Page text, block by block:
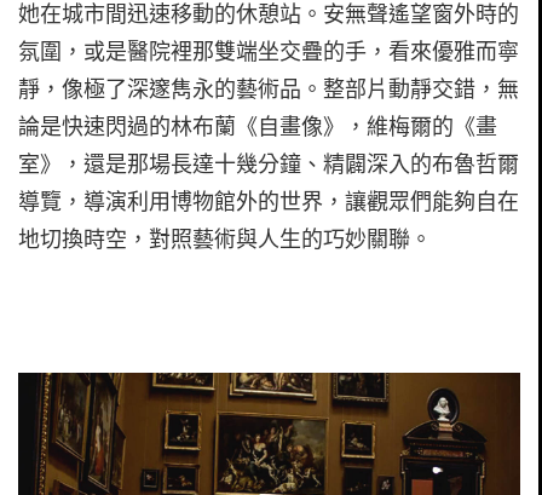
她在城市間迅速移動的休憩站。安無聲遙望窗外時的
氛圍，或是醫院裡那雙端坐交疊的手，看來優雅而寧
靜，像極了深邃雋永的藝術品。整部片動靜交錯，無
論是快速閃過的林布蘭《自畫像》，維梅爾的《畫
室》，還是那場長達十幾分鐘、精闢深入的布魯哲爾
導覽，導演利用博物館外的世界，讓觀眾們能夠自在
地切換時空，對照藝術與人生的巧妙關聯。